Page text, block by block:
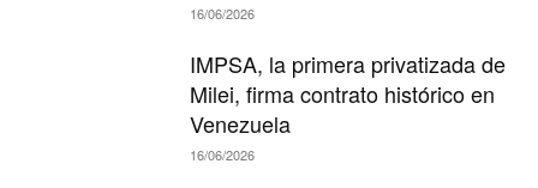
16/06/2026
IMPSA, la primera privatizada de
Milei, firma contrato histórico en
Venezuela
16/06/2026